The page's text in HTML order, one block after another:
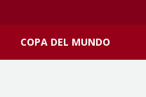
COPA DEL MUNDO